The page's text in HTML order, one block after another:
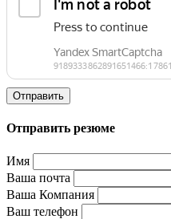
Отправить
Отправить резюме
Имя
Ваша почта
Ваша Компания
Ваш телефон